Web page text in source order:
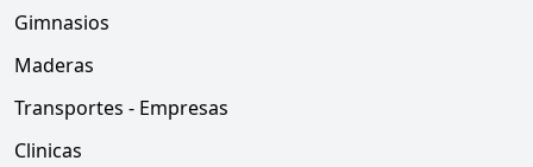
Gimnasios
Maderas
Transportes - Empresas
Clinicas